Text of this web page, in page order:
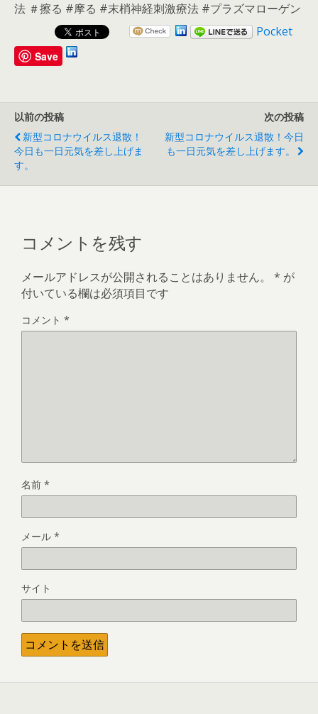
法 ＃擦る #摩る #末梢神経刺激療法 #プラズマローゲン
Pocket
Save
以前の投稿
新型コロナウイルス退散！
今日も一日元気を差し上げま
す。
次の投稿
新型コロナウイルス退散！今日
も一日元気を差し上げます。
コメントを残す
メールアドレスが公開されることはありません。 * が
付いている欄は必須項目です
コメント *
名前 *
メール *
サイト